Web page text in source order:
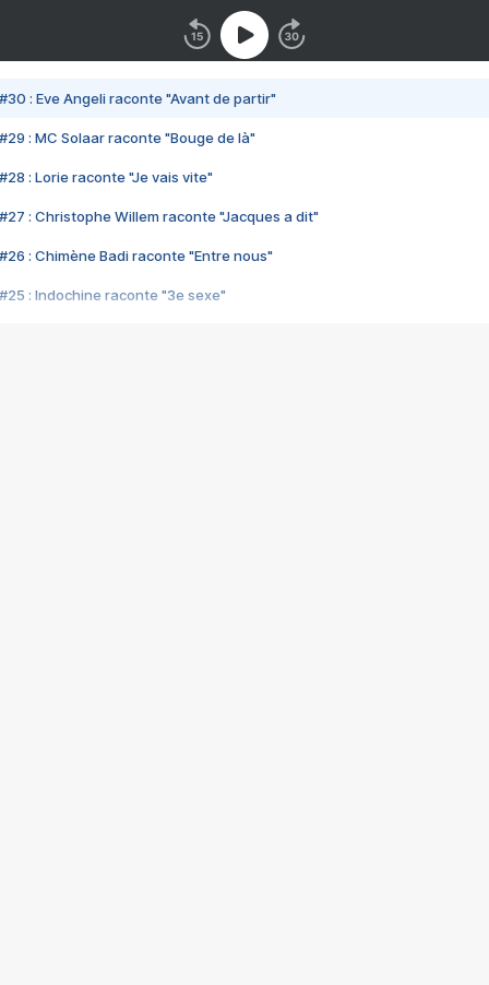
#30 : Eve Angeli raconte "Avant de partir"
#29 : MC Solaar raconte "Bouge de là"
#28 : Lorie raconte "Je vais vite"
#27 : Christophe Willem raconte "Jacques a dit"
#26 : Chimène Badi raconte "Entre nous"
#25 : Indochine raconte "3e sexe"